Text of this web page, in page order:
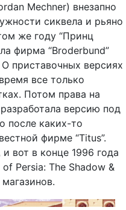
Meсhner) внезапно
сиквела и рьяно
же году “Принц
фирма “Broderbund”
приставочных версиях
все только
Потом права на
версию под
после каких-то
фирме “Titus”.
вот в конце 1996 года
Persia: The Shadow &